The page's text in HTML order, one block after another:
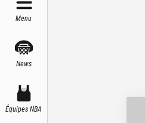
Menu
News
Équipes NBA